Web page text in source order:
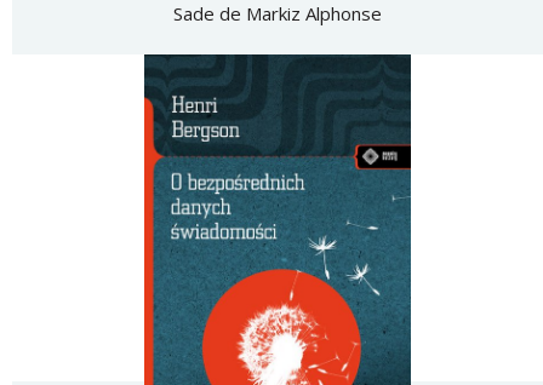
Sade de Markiz Alphonse